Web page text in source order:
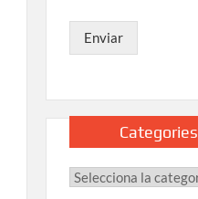
Enviar
Categories